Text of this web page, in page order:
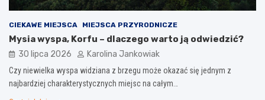
CIEKAWE MIEJSCA MIEJSCA PRZYRODNICZE
Mysia wyspa, Korfu – dlaczego warto ją odwiedzić?
30 lipca 2026 Karolina Jankowiak
Czy niewielka wyspa widziana z brzegu może okazać się jednym z
najbardziej charakterystycznych miejsc na całym…